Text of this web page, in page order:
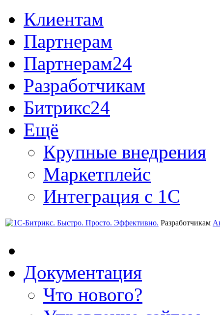
Клиентам
Партнерам
Партнерам24
Разработчикам
Битрикс24
Ещё
Крупные внедрения
Маркетплейс
Интеграция с 1С
Разработчикам
Документация
Что нового?